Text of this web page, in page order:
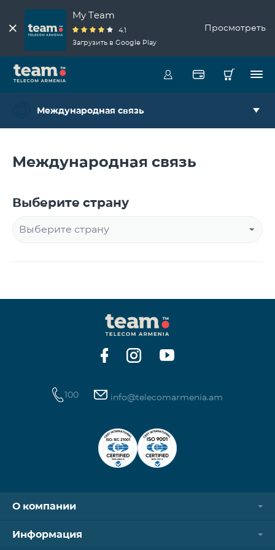
My Team
4.1
Загрузить в Google Play
Просмотреть
Международная связь
Международная связь
Выберите страну
Выберите страну
100 info@telecomarmenia.am
О компании
Информация